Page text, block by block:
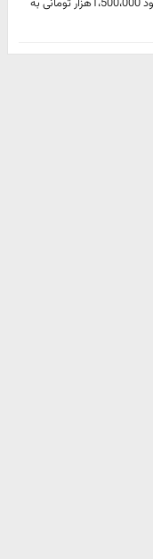
اعلام تاریخ دقیق واریز سود سهام عدالت | واریز سود 1،500،000هزار تومانی به